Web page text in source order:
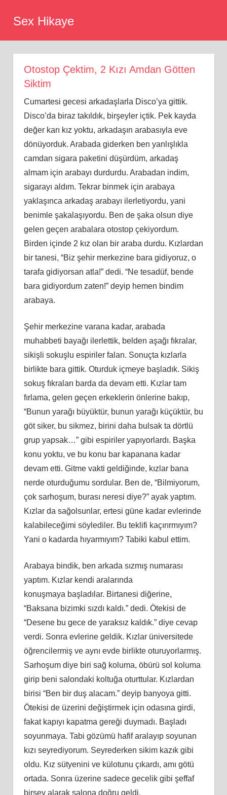
Sex Hikaye
Otostop Çektim, 2 Kızı Amdan Götten
Siktim
Cumartesi gecesi arkadaşlarla Disco’ya gittik.
Disco’da biraz takıldık, birşeyler içtik. Pek kayda
değer karı kız yoktu, arkadaşın arabasıyla eve
dönüyorduk. Arabada giderken ben yanlışlıkla
camdan sigara paketini düşürdüm, arkadaş
almam için arabayı durdurdu. Arabadan indim,
sigarayı aldım. Tekrar binmek için arabaya
yaklaşınca arkadaş arabayı ilerletiyordu, yani
benimle şakalaşıyordu. Ben de şaka olsun diye
gelen geçen arabalara otostop çekiyordum.
Birden içinde 2 kız olan bir araba durdu. Kızlardan
bir tanesi, “Biz şehir merkezine bara gidiyoruz, o
tarafa gidiyorsan atla!” dedi. “Ne tesadüf, bende
bara gidiyordum zaten!” deyip hemen bindim
arabaya.
Şehir merkezine varana kadar, arabada
muhabbeti bayağı ilerlettik, belden aşağı fıkralar,
sikişli sokuşlu espiriler falan. Sonuçta kızlarla
birlikte bara gittik. Oturduk içmeye başladık. Sikiş
sokuş fıkraları barda da devam etti. Kızlar tam
fırlama, gelen geçen erkeklerin önlerine bakıp,
“Bunun yarağı büyüktür, bunun yarağı küçüktür, bu
göt siker, bu sikmez, birini daha bulsak ta dörtlü
grup yapsak…” gibi espiriler yapıyorlardı. Başka
konu yoktu, ve bu konu bar kapanana kadar
devam etti. Gitme vakti geldiğinde, kızlar bana
nerde oturduğumu sordular. Ben de, “Bilmiyorum,
çok sarhoşum, burası neresi diye?” ayak yaptım.
Kızlar da sağolsunlar, ertesi güne kadar evlerinde
kalabileceğimi söylediler. Bu teklifi kaçırırmıyım?
Yani o kadarda hıyarmıyım? Tabiki kabul ettim.
Arabaya bindik, ben arkada sızmış numarası
yaptım. Kızlar kendi aralarında
konuşmaya başladılar. Birtanesi diğerine,
“Baksana bizimki sızdı kaldı.” dedi. Ötekisi de
“Desene bu gece de yaraksız kaldık.” diye cevap
verdi. Sonra evlerine geldik. Kızlar üniversitede
öğrencilermiş ve aynı evde birlikte oturuyorlarmış.
Sarhoşum diye biri sağ koluma, öbürü sol koluma
girip beni salondaki koltuğa oturttular. Kızlardan
birisi “Ben bir duş alacam.” deyip banyoya gitti.
Ötekisi de üzerini değiştirmek için odasına girdi,
fakat kapıyı kapatma gereği duymadı. Başladı
soyunmaya. Tabi gözümü hafif aralayıp soyunan
kızı seyrediyorum. Seyrederken sikim kazık gibi
oldu. Kız sütyenini ve külotunu çıkardı, amı götü
ortada. Sonra üzerine sadece gecelik gibi şeffaf
birşey alarak salona doğru geldi.